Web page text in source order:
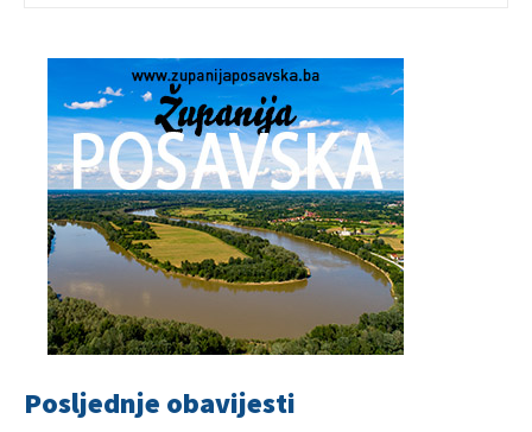
Posljednje obavijesti